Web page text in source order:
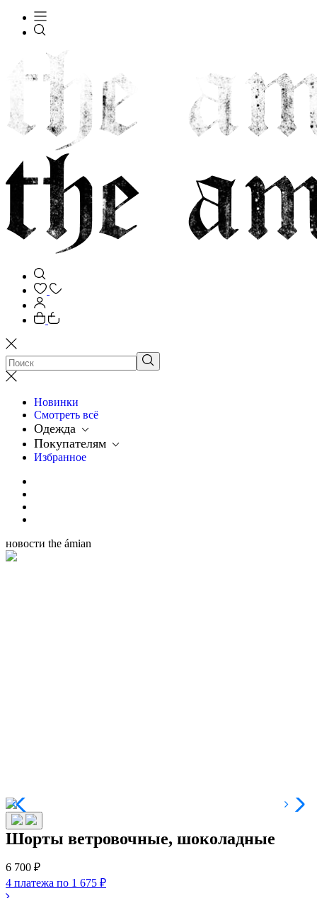
Новинки
Смотреть всё
Одежда
Покупателям
Избранное
новости the ámian
Шорты ветровочные, шоколадные
6 700 ₽
4 платежа по 1 675 ₽